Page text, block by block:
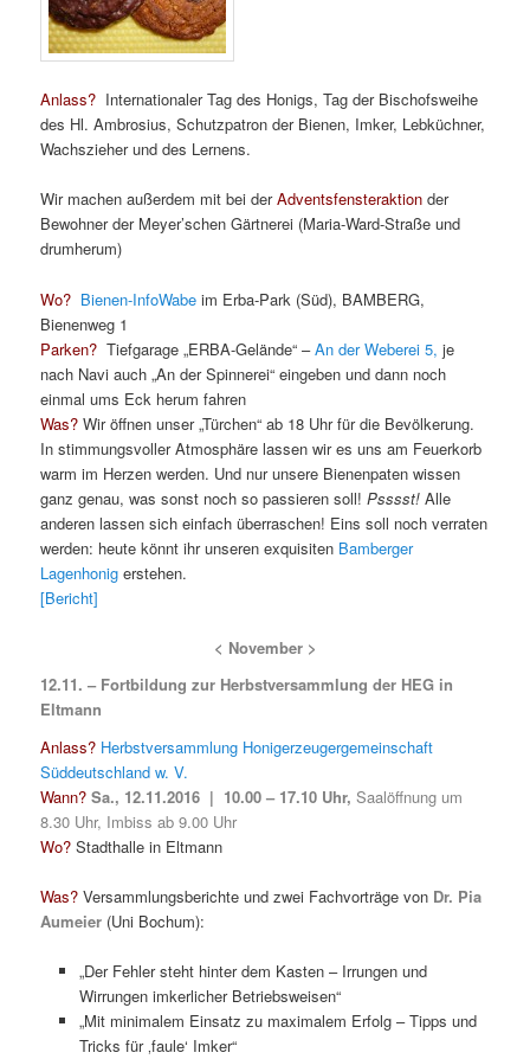
Anlass? Internationaler Tag des Honigs, Tag der Bischofsweihe
des Hl. Ambrosius, Schutzpatron der Bienen, Imker, Lebküchner,
Wachszieher und des Lernens.
Wir machen außerdem mit bei derAdventsfensteraktion der
Bewohner der Meyer’schen Gärtnerei (Maria-Ward-Straße und
drumherum)
Wo? Bienen-InfoWabe im Erba-Park (Süd), BAMBERG,
Bienenweg 1
Parken? Tiefgarage „ERBA-Gelände“ –An der Weberei 5, je
nach Navi auch „An der Spinnerei“ eingeben und dann noch
einmal ums Eck herum fahren
Was? Wir öffnen unser „Türchen“ ab 18 Uhr für die Bevölkerung.
In stimmungsvoller Atmosphäre lassen wir es uns am Feuerkorb
warm im Herzen werden. Und nur unsere Bienenpaten wissen
ganz genau, was sonst noch so passieren soll!Psssst!Alle
anderen lassen sich einfach überraschen! Eins soll noch verraten
werden: heute könnt ihr unseren exquisiten Bamberger
Lagenhonigerstehen.
[Bericht]
< November >
12.11. – Fortbildung zur Herbstversammlung der HEG in
Eltmann
Anlass? Herbstversammlung Honigerzeugergemeinschaft
Süddeutschland w. V.
Wann?Sa., 12.11.2016 | 10.00 – 17.10 Uhr,Saalöffnung um
8.30 Uhr, Imbiss ab 9.00 Uhr
Wo?Stadthalle in Eltmann
Was?Versammlungsberichte und zwei Fachvorträge von Dr. Pia
Aumeier (Uni Bochum):
„Der Fehler steht hinter dem Kasten – Irrungen und
Wirrungen imkerlicher Betriebsweisen“
„Mit minimalem Einsatz zu maximalem Erfolg – Tipps und
Tricks für ‚faule‘ Imker“